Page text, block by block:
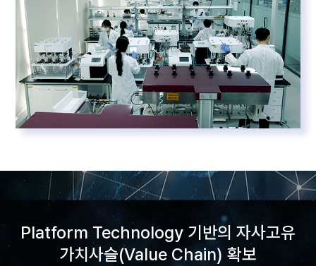
Platform Technology 기반의 자사고유
가치사슬(Value Chain) 확보